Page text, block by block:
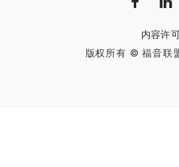
内容许
版权所有 © 福音联